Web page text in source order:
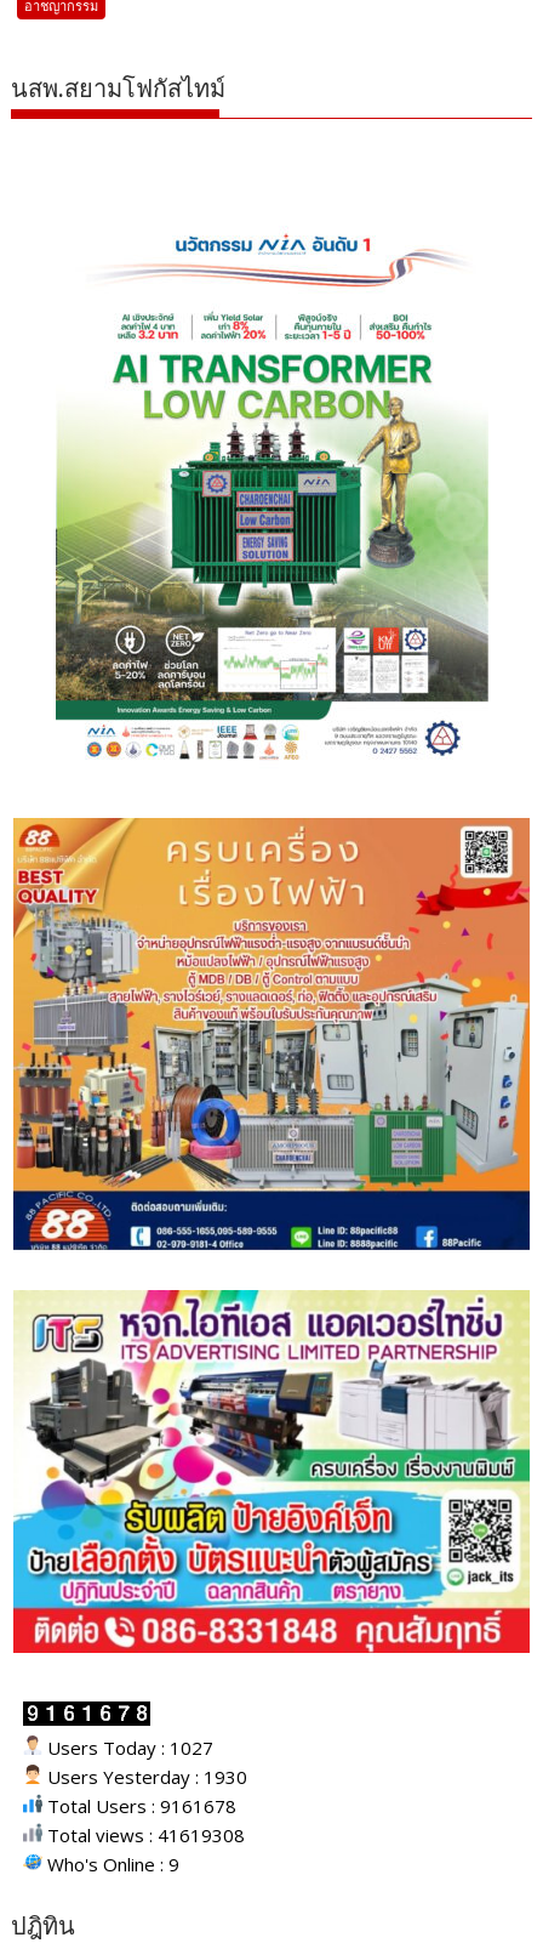
อาชญากรรม
นสพ.สยามโฟกัสไทม์
Users Today : 1027
Users Yesterday : 1930
Total Users : 9161678
Total views : 41619308
Who's Online : 9
ปฎิทิน